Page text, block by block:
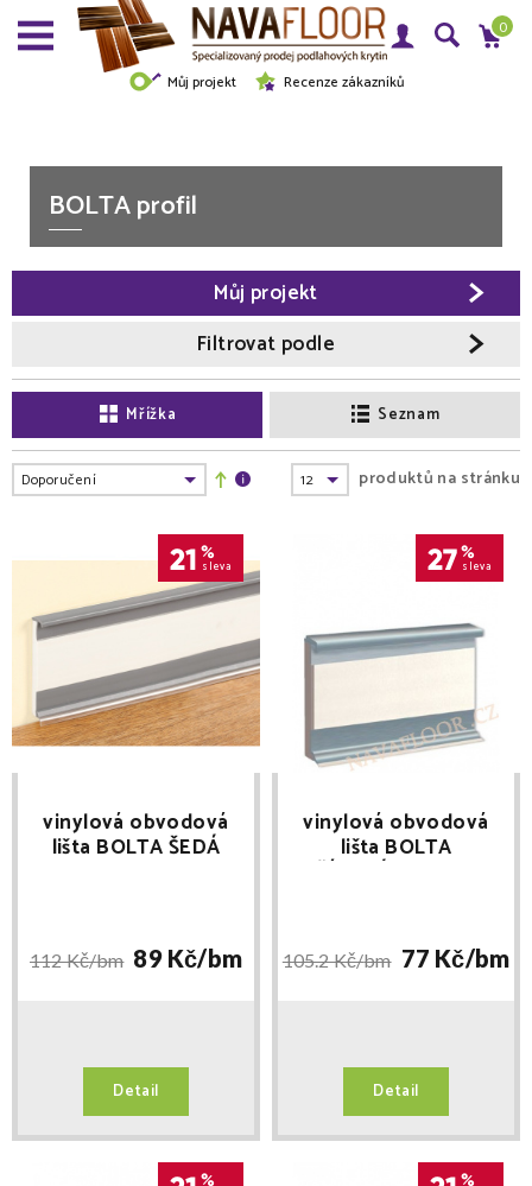
Můj projekt Recenze zákazníků
0
BOLTA profil
Filtrovat podle
Můj projekt
Mřížka Seznam
produktů na stránku
21 %
sleva
vinylová obvodová
lišta BOLTA ŠEDÁ
112 Kč/bm 89 Kč/bm
Detail
27%
sleva
vinylová obvodová
lišta BOLTA
105.2 Kč/bm 77 Kč/bm
Detail
% %